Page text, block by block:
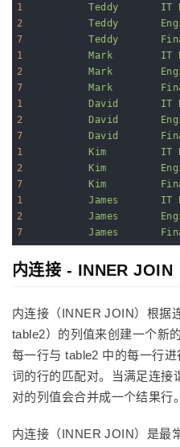
1
Teddy       IT
2
Teddy
7
Teddy
1
Mark        IT
2
Mark
7
Mark
1
David       IT
2
David
7
David
1
Kim         IT
2
Kim
7
Kim
1
James       IT
2
James
7
James
内连接 - INNER JOIN
内连接（INNER JOIN）根据
table2）的列值来创建一个新
每一行与 table2 中的每一行
词的行的匹配对。当满足连接
对的列值会合并成一个结果行。
内连接（INNER JOIN）是最